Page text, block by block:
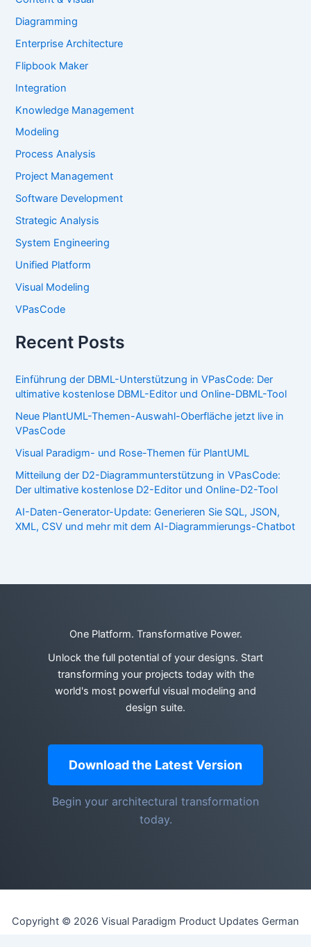
Diagramming
Enterprise Architecture
Flipbook Maker
Integration
Knowledge Management
Modeling
Process Analysis
Project Management
Software Development
Strategic Analysis
System Engineering
Unified Platform
Visual Modeling
VPasCode
Recent Posts
Einführung der DBML-Unterstützung in VPasCode: Der
ultimative kostenlose DBML-Editor und Online-DBML-Tool
Neue PlantUML-Themen-Auswahl-Oberfläche jetzt live in
VPasCode
Visual Paradigm- und Rose-Themen für PlantUML
Mitteilung der D2-Diagrammunterstützung in VPasCode:
Der ultimative kostenlose D2-Editor und Online-D2-Tool
AI-Daten-Generator-Update: Generieren Sie SQL, JSON,
XML, CSV und mehr mit dem AI-Diagrammierungs-Chatbot
One Platform. Transformative Power.
Unlock the full potential of your designs. Start
transforming your projects today with the
world's most powerful visual modeling and
design suite.
Download the Latest Version
Begin your architectural transformation
today.
Copyright © 2026 Visual Paradigm Product Updates German